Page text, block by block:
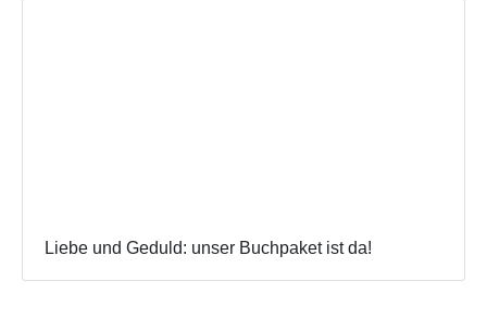
Liebe und Geduld: unser Buchpaket ist da!